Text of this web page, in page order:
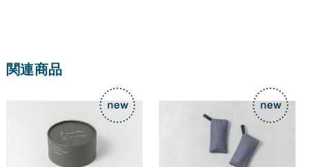
関連商品